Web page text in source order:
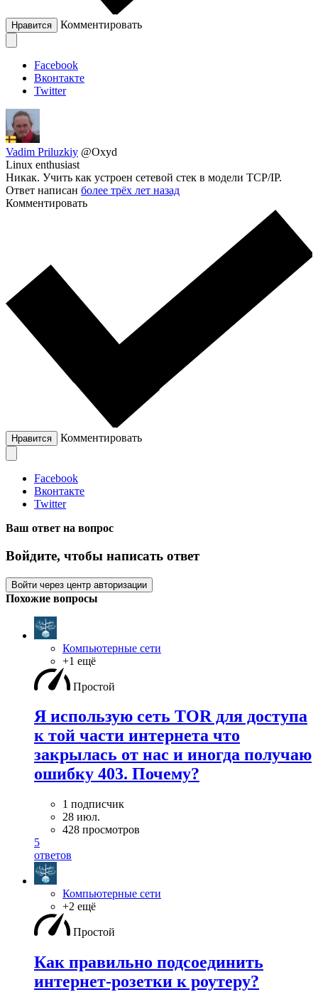
Нравится Комментировать
Facebook
Вконтакте
Twitter
Vadim Priluzkiy @Oxyd
Linux enthusiast
Никак. Учить как устроен сетевой стек в модели TCP/IP.
Ответ написан более трёх лет назад
Комментировать
Нравится Комментировать
Facebook
Вконтакте
Twitter
Ваш ответ на вопрос
Войдите, чтобы написать ответ
Войти через центр авторизации
Похожие вопросы
Компьютерные сети
+1 ещё
Простой
Я использую сеть TOR для доступа
к той части интернета что
закрылась от нас и иногда получаю
ошибку 403. Почему?
1 подписчик
28 июл.
428 просмотров
5
ответов
Компьютерные сети
+2 ещё
Простой
Как правильно подсоединить
интернет-розетки к роутеру?